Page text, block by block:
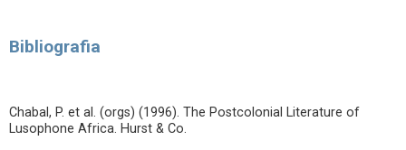
Bibliografia
Chabal, P. et al. (orgs) (1996). The Postcolonial Literature of
Lusophone Africa. Hurst & Co.